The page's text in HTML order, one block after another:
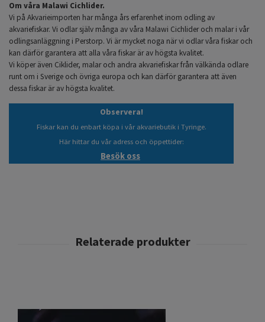
Om våra Malawi Cichlider.
Vi på Akvarieimporten har många års erfarenhet inom odling av
akvariefiskar. Vi odlar själv många av våra Malawi Cichlider och malar i vår
odlingsanläggning i Perstorp. Vi är mycket noga när vi odlar våra fiskar och
kan därför garantera att alla våra fiskar är av högsta kvalitet.
Vi köper även Ciklider, malar och andra akvariefiskar från välkända odlare
runt om i Sverige och övriga europa och kan därför garantera att även
dessa fiskar är av högsta kvalitet.
Observera!
Fiskar kan du enbart köpa i vår akvariebutik i Tyringe.
Här hittar du vår adress och öppettider:
Besök oss